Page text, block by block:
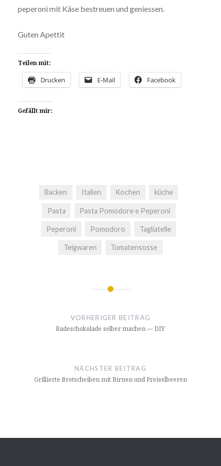
peperoni mit Käse bestreuen und geniessen.
Guten Apettit
Teilen mit:
Drucken E-Mail Facebook
Gefällt mir:
Backen Italien Kochen küche
Pasta Pasta Pomodore e Peperoni
Peperoni Pomodoro Tagliatelle
Teigwaren Tomatensosse
Beitragsnavigation
VORHERIGER BEITRAG
Badeschokolade selber machen — DIY
NÄCHSTER BEITRAG
Grillierte Brotscheiben mit Birnen und Preiselbeeren